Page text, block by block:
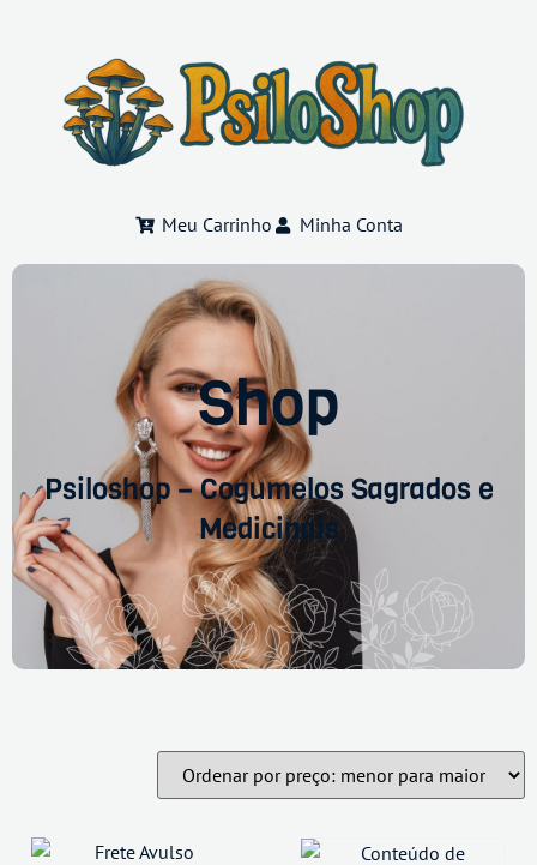
Meu Carrinho Minha Conta
Shop
Psiloshop – Cogumelos Sagrados e
Medicinais